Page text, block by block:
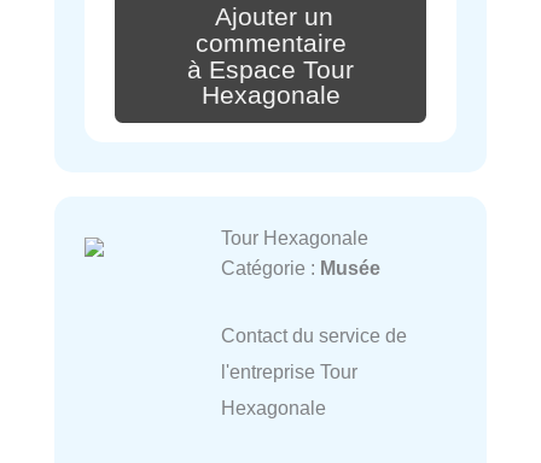
Ajouter un
commentaire
à Espace Tour
Hexagonale
Tour Hexagonale
Catégorie : Musée
Contact du service de
l'entreprise Tour
Hexagonale